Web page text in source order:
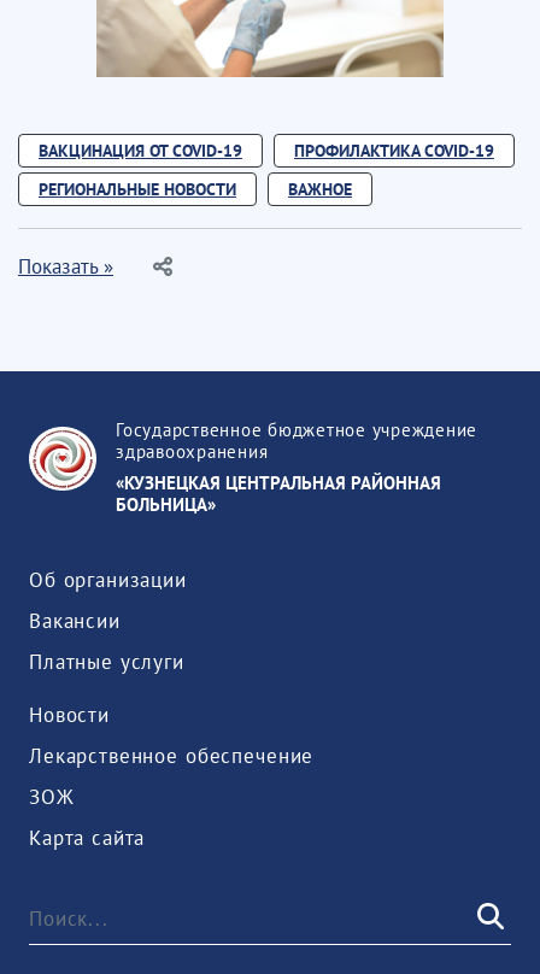
ВАКЦИНАЦИЯ ОТ COVID-19
ПРОФИЛАКТИКА COVID-19
РЕГИОНАЛЬНЫЕ НОВОСТИ
ВАЖНОЕ
Показать »
Государственное бюджетное учреждение
здравоохранения
«КУЗНЕЦКАЯ ЦЕНТРАЛЬНАЯ РАЙОННАЯ
БОЛЬНИЦА»
Об организации
Вакансии
Платные услуги
Новости
Лекарственное обеспечение
ЗОЖ
Карта сайта